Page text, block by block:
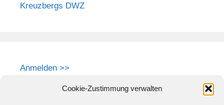
Cookie-Zustimmung verwalten
Kreuzbergs DWZ
Anmelden >>